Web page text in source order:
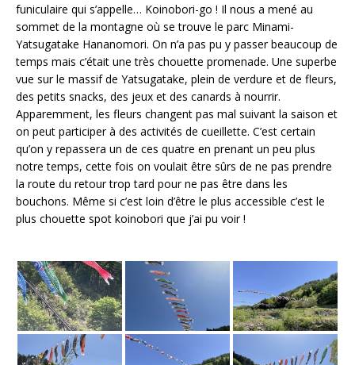
funiculaire qui s’appelle… Koinobori-go ! Il nous a mené au
sommet de la montagne où se trouve le parc Minami-
Yatsugatake Hananomori. On n’a pas pu y passer beaucoup de
temps mais c’était une très chouette promenade. Une superbe
vue sur le massif de Yatsugatake, plein de verdure et de fleurs,
des petits snacks, des jeux et des canards à nourrir.
Apparemment, les fleurs changent pas mal suivant la saison et
on peut participer à des activités de cueillette. C’est certain
qu’on y repassera un de ces quatre en prenant un peu plus
notre temps, cette fois on voulait être sûrs de ne pas prendre
la route du retour trop tard pour ne pas être dans les
bouchons. Même si c’est loin d’être le plus accessible c’est le
plus chouette spot koinobori que j’ai pu voir !